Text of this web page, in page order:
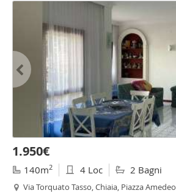
1.950€
140m2 4 Loc 2 Bagni
Via Torquato Tasso, Chiaia, Piazza